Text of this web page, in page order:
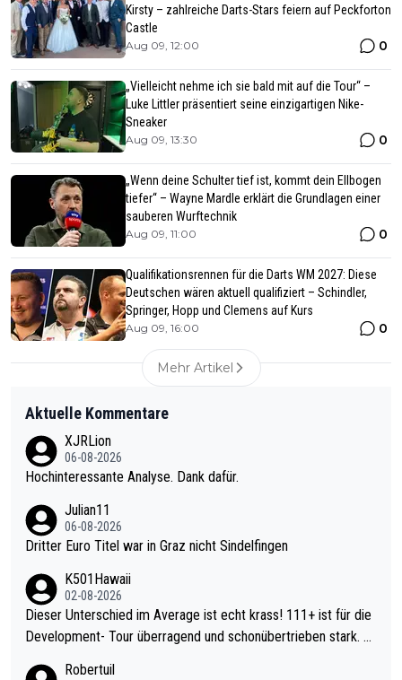
Kirsty – zahlreiche Darts-Stars feiern auf Peckforton
Castle
Aug 09, 12:00 0
„Vielleicht nehme ich sie bald mit auf die Tour“ –
Luke Littler präsentiert seine einzigartigen Nike-
Sneaker
Aug 09, 13:30 0
„Wenn deine Schulter tief ist, kommt dein Ellbogen
tiefer“ – Wayne Mardle erklärt die Grundlagen einer
sauberen Wurftechnik
Aug 09, 11:00 0
Qualifikationsrennen für die Darts WM 2027: Diese
Deutschen wären aktuell qualifiziert – Schindler,
Springer, Hopp und Clemens auf Kurs
Aug 09, 16:00 0
Mehr Artikel
Aktuelle Kommentare
XJRLion
06-08-2026
Hochinteressante Analyse. Dank dafür.
Julian11
06-08-2026
Dritter Euro Titel war in Graz nicht Sindelfingen
K501Hawaii
02-08-2026
Dieser Unterschied im Average ist echt krass! 111+ ist für die
Development- Tour überragend und schonübertrieben stark. U
Robertuil